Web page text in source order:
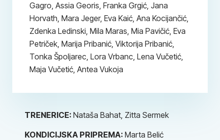
Gagro, Assia Georis, Franka Grgić, Jana
Horvath, Mara Jeger, Eva Kaić, Ana Kocijančić,
Zdenka Ledinski, Mila Maras, Mia Pavičić, Eva
Petriček, Marija Pribanić, Viktorija Pribanić,
Tonka Špoljarec, Lora Vrbanc, Lena Vučetić,
Maja Vučetić, Antea Vukoja
TRENERICE: Nataša Bahat, Zitta Sermek
KONDICIJSKA PRIPREMA: Marta Belić